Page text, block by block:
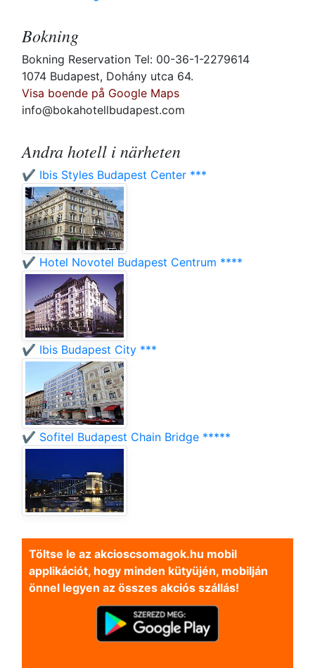
Bokning
Bokning Reservation Tel: 00-36-1-2279614
1074 Budapest, Dohány utca 64.
Visa boende på Google Maps
info@bokahotellbudapest.com
Andra hotell i närheten
✔️ Ibis Styles Budapest Center ***
✔️ Hotel Novotel Budapest Centrum ****
✔️ Ibis Budapest City ***
✔️ Sofitel Budapest Chain Bridge *****
Töltse le az akcioscsomagok.hu mobil
applikációt, hogy minden kütyüjén, mobilján
önnel legyen az összes akciós szállás!